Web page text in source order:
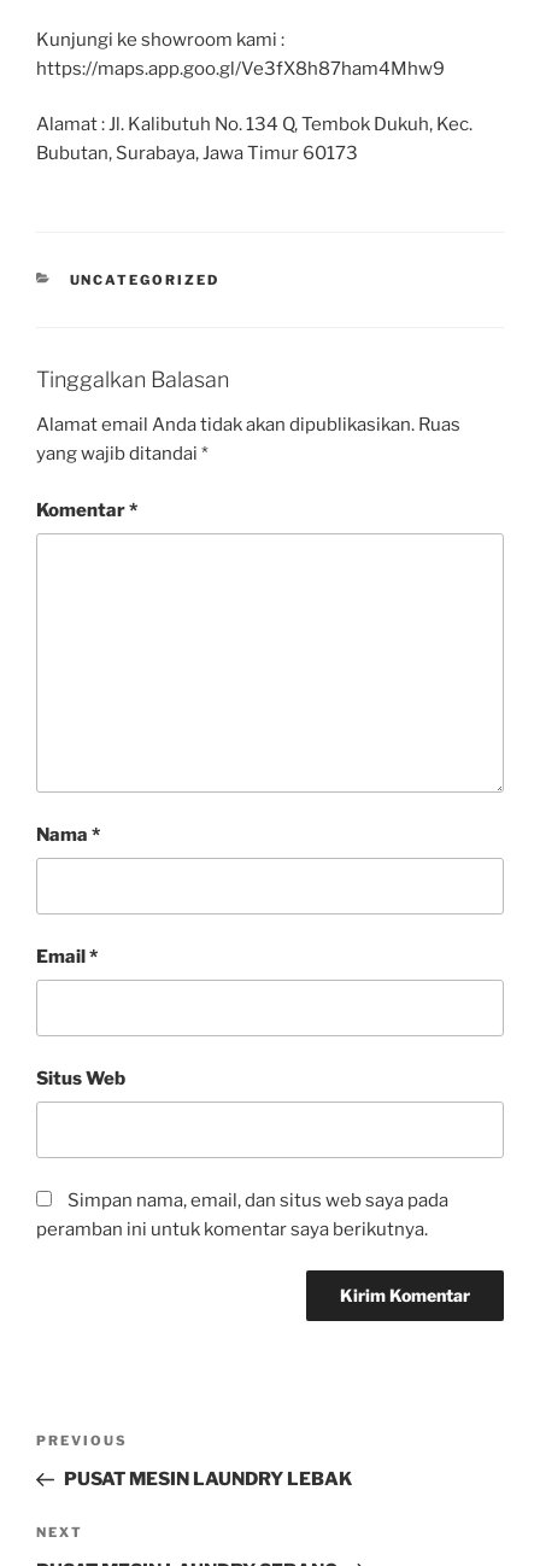
Kunjungi ke showroom kami :
https://maps.app.goo.gl/Ve3fX8h87ham4Mhw9
Alamat : Jl. Kalibutuh No. 134 Q, Tembok Dukuh, Kec.
Bubutan, Surabaya, Jawa Timur 60173
UNCATEGORIZED
Tinggalkan Balasan
Alamat email Anda tidak akan dipublikasikan. Ruas
yang wajib ditandai *
Komentar*
Nama *
Email*
Situs Web
Simpan nama, email, dan situs web saya pada
peramban ini untuk komentar saya berikutnya.
PREVIOUS
PUSAT MESIN LAUNDRY LEBAK
NEXT